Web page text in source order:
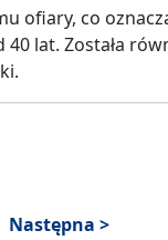
ofiary, co
lat. Została
Następna >